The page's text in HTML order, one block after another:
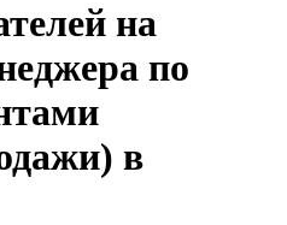
на
по
в